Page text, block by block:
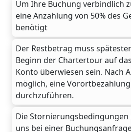
Um Ihre Buchung verbindlich
eine Anzahlung von 50% des
benötigt
Der Restbetrag muss
Beginn der Chartertour auf
Konto überwiesen sein. Nach
möglich, eine
durchzuführen.
Die Stornierungsbedingungen
uns bei einer